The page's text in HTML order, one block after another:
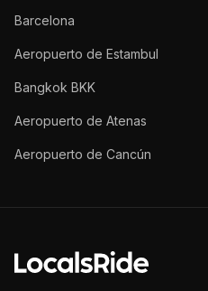
Barcelona
Aeropuerto de Estambul
Bangkok BKK
Aeropuerto de Atenas
Aeropuerto de Cancún